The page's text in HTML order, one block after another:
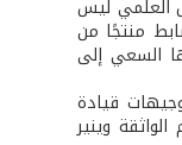
العلمي ليس
منتجًا من
السعي إلى
قيادة
وينير